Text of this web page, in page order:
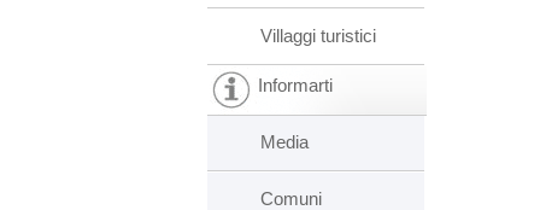
Villaggi turistici
Informarti
Media
Comuni